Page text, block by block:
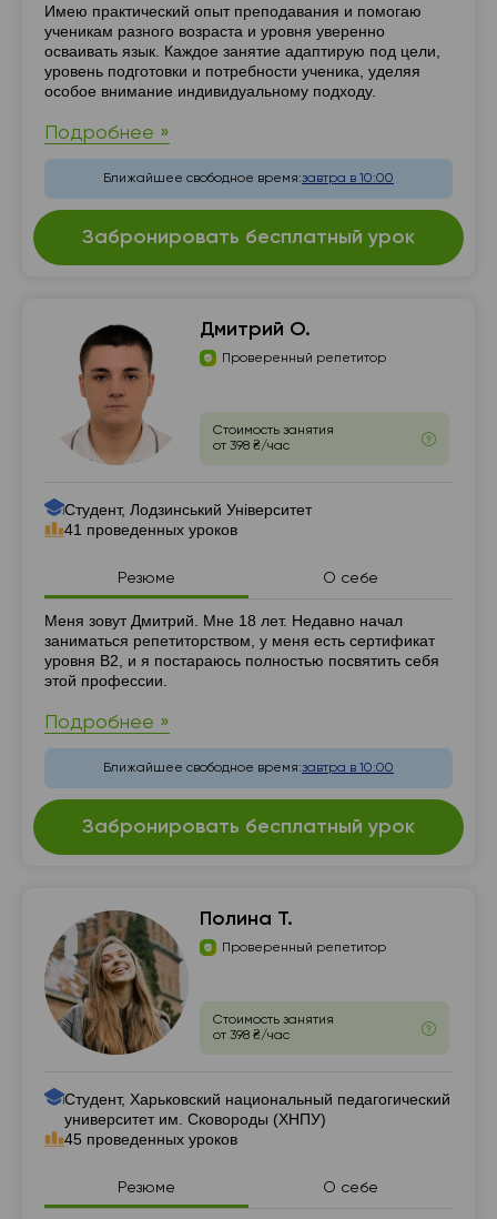
Резюме
Имею практический опыт преподавания и помогаю
ученикам разного возраста и уровня уверенно
осваивать язык. Каждое занятие адаптирую под цели,
уровень подготовки и потребности ученика, уделяя
особое внимание индивидуальному подходу.
Подробнее »
Ближайшее свободное время:завтра в 10:00
Забронировать бесплатный урок
Дмитрий О.
Проверенный репетитор
Стоимость занятия
от 398 ₴/час
Студент, Лодзинський Університет
41 проведенных уроков
Резюме О себе
Резюме
Меня зовут Дмитрий. Мне 18 лет. Недавно начал
заниматься репетиторством, у меня есть сертификат
уровня В2, и я постараюсь полностью посвятить себя
этой профессии.
Подробнее »
Ближайшее свободное время:завтра в 10:00
Забронировать бесплатный урок
Полина Т.
Проверенный репетитор
Стоимость занятия
от 398 ₴/час
Студент, Харьковский национальный педагогический
университет им. Сковороды (ХНПУ)
45 проведенных уроков
Резюме О себе